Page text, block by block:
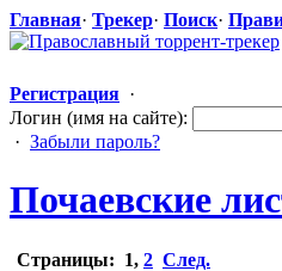
Главная· Трекер· Поиск·
Регистрация ·
Логин (имя на сайте):
· Забыли пароль?
Почаевские
Страницы: 1, 2 След.